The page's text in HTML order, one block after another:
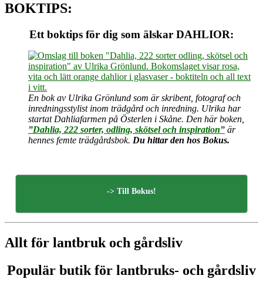
BOKTIPS:
Ett boktips för dig som älskar DAHLIOR:
En bok av Ulrika Grönlund som är skribent, fotograf och
inredningsstylist inom trädgård och inredning. Ulrika har
startat Dahliafarmen på Österlen i Skåne. Den här boken,
”Dahlia, 222 sorter, odling, skötsel och inspiration” är
hennes femte trädgårdsbok. Du hittar den hos Bokus.
-> Till Bokus!
Allt för lantbruk och gårdsliv
Populär butik för lantbruks- och gårdsliv